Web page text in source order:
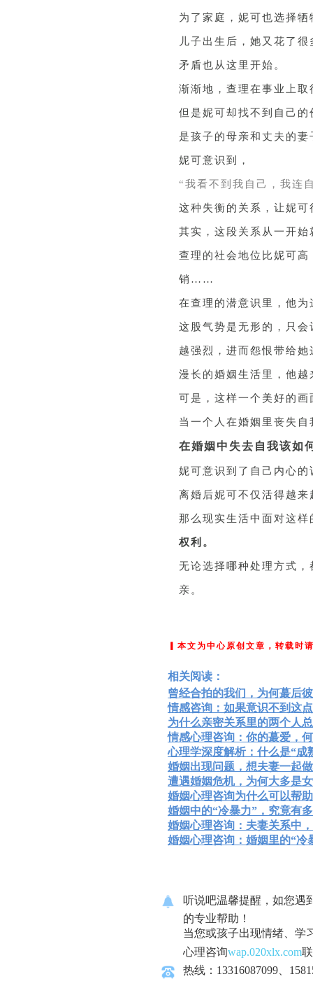
为了家庭，妮可也选择
儿子出生后，她又花了
矛盾也从这里开始。
渐渐地，查理在事业上
但是妮可却找不到自己
是孩子的母亲和丈夫的妻
妮可意识到，
“我看不到我自己，我连
这种失衡的关系，让妮
其实，这段关系从一开始
查理的社会地位比妮可
销……
在查理的潜意识里，他
这股气势是无形的，只
越强烈，进而怨恨带给
漫长的婚姻生活里，他
可是，这样一个美好的
当一个人在婚姻里丧失
在婚姻中失去自我该如
妮可意识到了自己内心
离婚后妮可不仅活得越
那么现实生活中面对这
权利。
无论选择哪种处理方式
亲。
▎本文为中心原创文章，转载时
相关阅读：
曾经合拍的我们，为何蕞后
情感咨询：如果意识不到这
为什么亲密关系里的两个人
情感心理咨询：你的蕞爱，
心理学深度解析：什么是“
婚姻出现问题，想夫妻一起
遭遇婚姻危机，为何大多是
婚姻心理咨询为什么可以帮
婚姻中的“冷暴力”，究竟有
婚姻心理咨询：夫妻关系中
婚姻心理咨询：婚姻里的“冷
听说吧温馨提醒，如您遇
的专业帮助！
当您或孩子出现情绪、学
心理咨询wap.020xlx.com
热线：13316087099、